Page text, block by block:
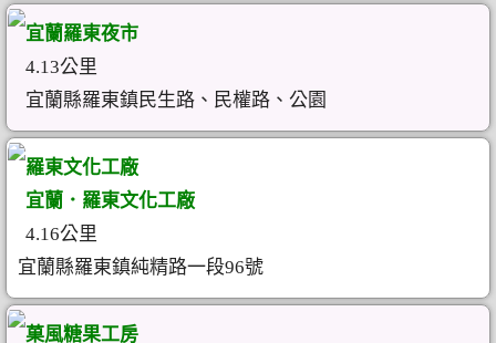
宜蘭羅東夜市
4.13公里
宜蘭縣羅東鎮民生路、民權路、公園
羅東文化工廠
宜蘭．羅東文化工廠
4.16公里
宜蘭縣羅東鎮純精路一段96號
菓風糖果工房